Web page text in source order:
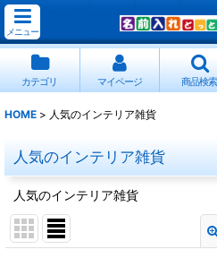
メニュー
カテゴリ マイページ 商品検索
HOME > 人気のインテリア雑貨
人気のインテリア雑貨
人気のインテリア雑貨